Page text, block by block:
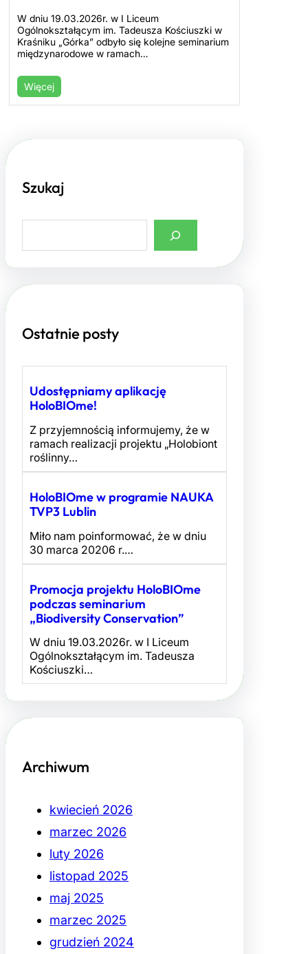
W dniu 19.03.2026r. w I Liceum
Ogólnokształącym im. Tadeusza Kościuszki w
Kraśniku „Górka” odbyło się kolejne seminarium
międzynarodowe w ramach…
Więcej
Szukaj
a
h
Ostatnie posty
Udostępniamy aplikację
HoloBIOme!
Z przyjemnością informujemy, że w
ramach realizacji projektu „Holobiont
roślinny…
HoloBIOme w programie NAUKA
TVP3 Lublin
Miło nam poinformować, że w dniu
30 marca 20206 r.…
Promocja projektu HoloBIOme
podczas seminarium
„Biodiversity Conservation”
W dniu 19.03.2026r. w I Liceum
Ogólnokształącym im. Tadeusza
Kościuszki…
Archiwum
kwiecień 2026
marzec 2026
luty 2026
listopad 2025
maj 2025
marzec 2025
grudzień 2024